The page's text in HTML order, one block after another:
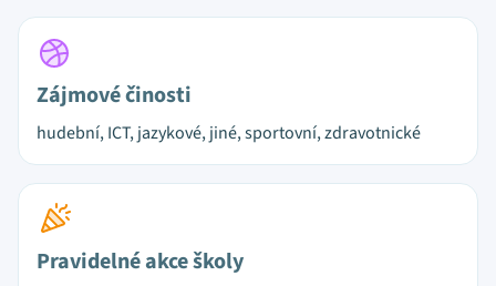
Zájmové činosti
hudební, ICT, jazykové, jiné, sportovní, zdravotnické
Pravidelné akce školy